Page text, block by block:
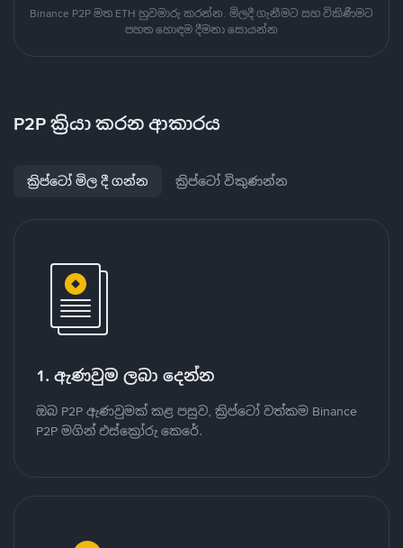
Binance P2P මත ETH හුවමාරු කරන්න. මිලදී ගැනීමට සහ විකිණීමට
පහත හොඳම දීමනා සොයන්න
P2P ක්‍රියා කරන ආකාරය
ක්‍රිප්ටෝ මිල දී ගන්න ක්‍රිප්ටෝ විකුණන්න
1. ඇණවුම ලබා දෙන්න
ඔබ P2P ඇණවුමක් කළ පසුව, ක්‍රිප්ටෝ වත්කම Binance
P2P මගින් එස්ක්‍රෝරු කෙරේ.